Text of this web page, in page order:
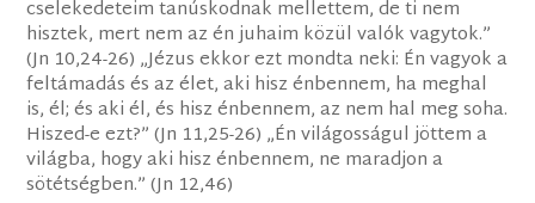
cselekedeteim tanúskodnak mellettem, de ti nem
hisztek, mert nem az én juhaim közül valók vagytok.”
(Jn 10,24-26) „Jézus ekkor ezt mondta neki: Én vagyok a
feltámadás és az élet, aki hisz énbennem, ha meghal
is, él; és aki él, és hisz énbennem, az nem hal meg soha.
Hiszed-e ezt?” (Jn 11,25-26) „Én világosságul jöttem a
világba, hogy aki hisz énbennem, ne maradjon a
sötétségben.” (Jn 12,46)